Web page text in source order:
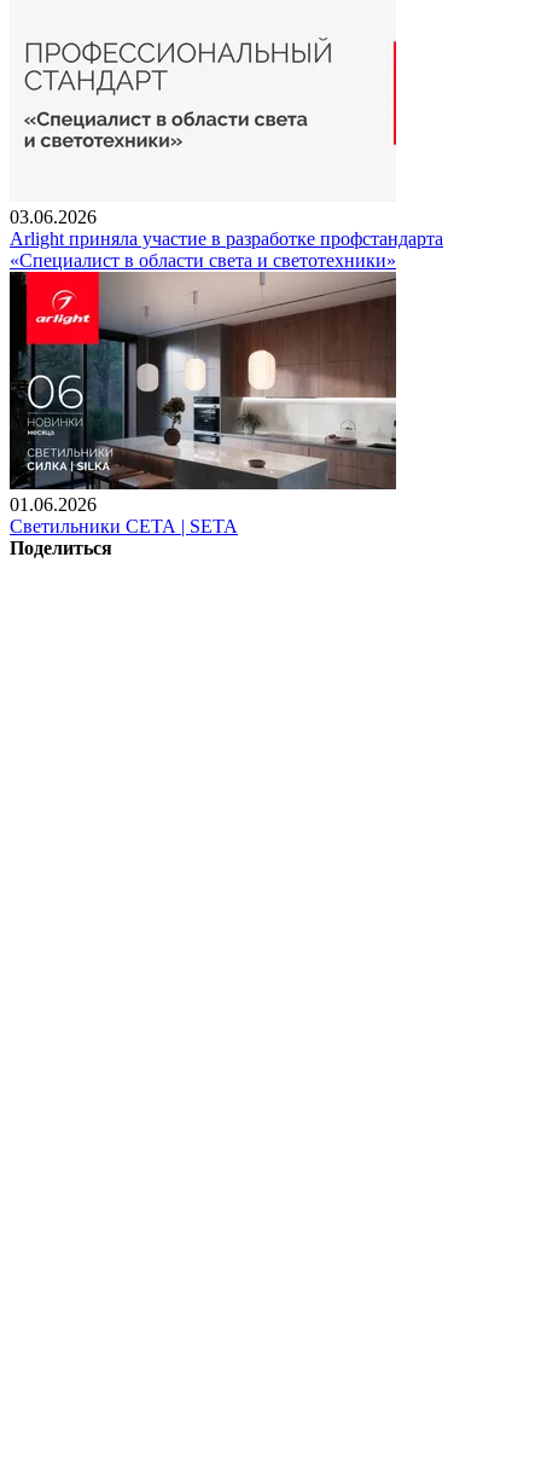
03.06.2026
Arlight приняла участие в разработке профстандарта
«Специалист в области света и светотехники»
01.06.2026
Светильники СЕТА | SETA
Поделиться